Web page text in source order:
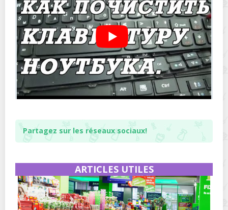
Partagez sur les réseaux sociaux!
ARTICLES UTILES